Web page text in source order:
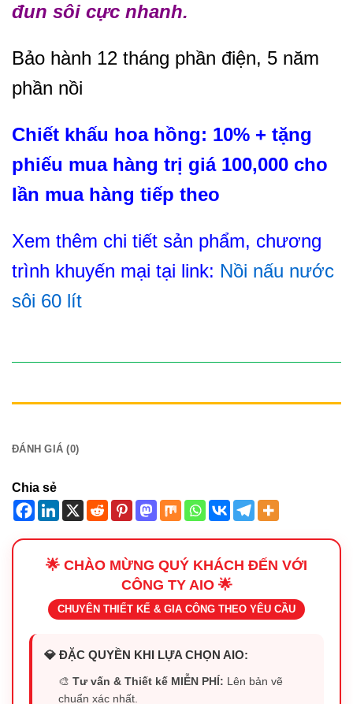
đun sôi cực nhanh.
Bảo hành 12 tháng phần điện, 5 năm
phần nồi
Chiết khấu hoa hồng: 10% + tặng
phiếu mua hàng trị giá 100,000 cho
lần mua hàng tiếp theo
Xem thêm chi tiết sản phẩm, chương
trình khuyến mại tại link: Nồi nấu nước
sôi 60 lít
ĐÁNH GIÁ (0)
Chia sẻ
🌟 CHÀO MỪNG QUÝ KHÁCH ĐẾN VỚI
CÔNG TY AIO 🌟
CHUYÊN THIẾT KẾ & GIA CÔNG THEO YÊU CẦU
💎 ĐẶC QUYỀN KHI LỰA CHỌN AIO:
🎨Tư vấn & Thiết kế MIỄN PHÍ: Lên bản vẽ
chuẩn xác nhất.